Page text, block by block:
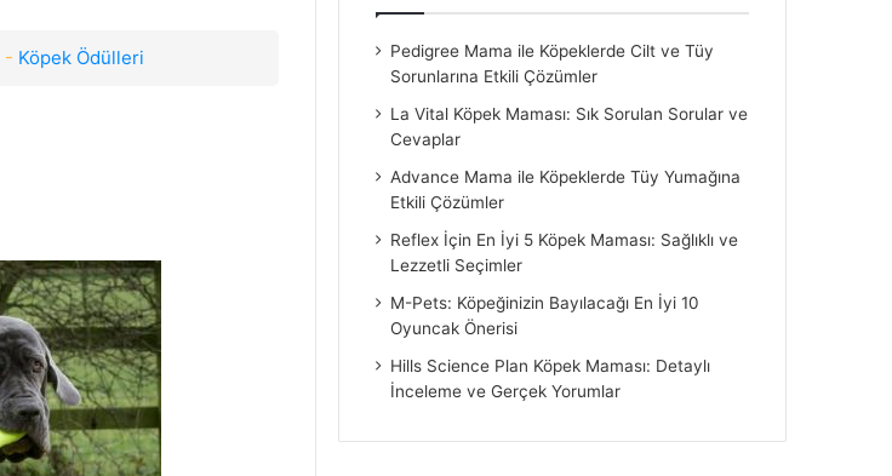
- Köpek Ödülleri
Pedigree Mama ile Köpeklerde Cilt ve Tüy
Sorunlarına Etkili Çözümler
La Vital Köpek Maması: Sık Sorulan Sorular ve
Cevaplar
Advance Mama ile Köpeklerde Tüy Yumağına
Etkili Çözümler
Reflex İçin En İyi 5 Köpek Maması: Sağlıklı ve
Lezzetli Seçimler
M-Pets: Köpeğinizin Bayılacağı En İyi 10
Oyuncak Önerisi
Hills Science Plan Köpek Maması: Detaylı
İnceleme ve Gerçek Yorumlar